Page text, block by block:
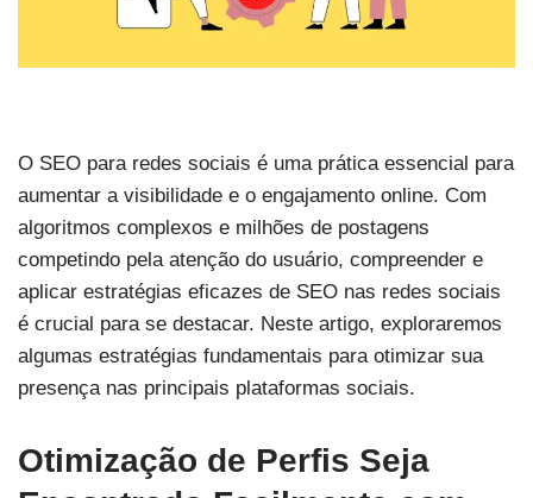
O SEO para redes sociais é uma prática essencial para
aumentar a visibilidade e o engajamento online. Com
algoritmos complexos e milhões de postagens
competindo pela atenção do usuário, compreender e
aplicar estratégias eficazes de SEO nas redes sociais
é crucial para se destacar. Neste artigo, exploraremos
algumas estratégias fundamentais para otimizar sua
presença nas principais plataformas sociais.
Otimização de Perfis Seja